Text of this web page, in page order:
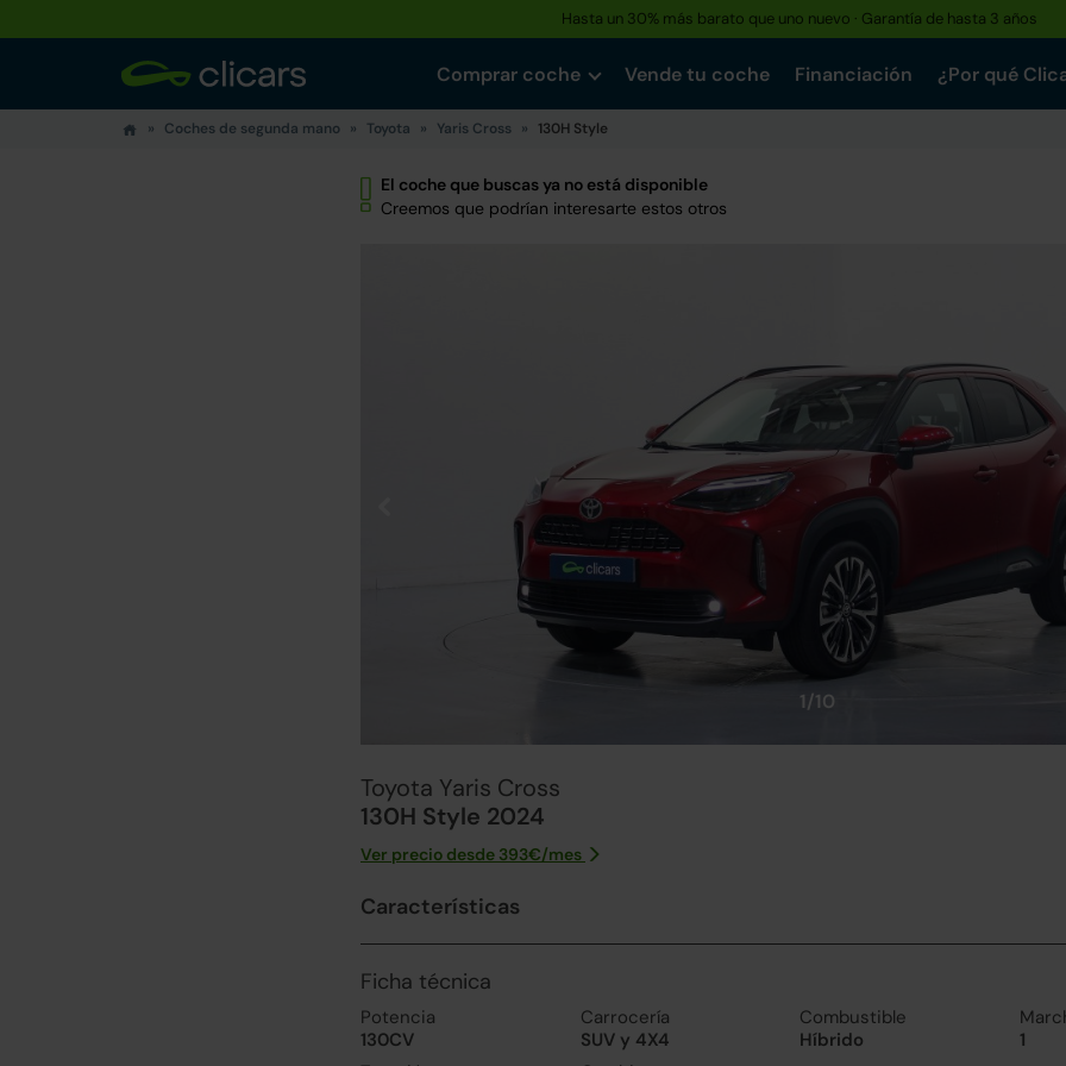
Hasta un 30% más barato que uno nuevo · Garantía de hasta 3 años
Comprar coche Vende tu coche Financiación ¿Por qué
Coches de segunda mano Toyota Yaris Cross 130H Style
El coche que buscas ya no está disponible
Creemos que podrían interesarte estos otros
1/10
Toyota Yaris Cross
130H Style 2024
Ver precio desde 393€/mes
Características
Ficha técnica
Potencia
130CV
Carrocería
SUV y 4X4
Combustible
Híbrido
1